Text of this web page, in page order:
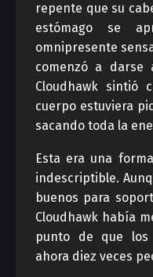
repente que su
estómago se
omnipresente
comenzó a darse
Cloudhawk sintió
cuerpo estuviera
sacando toda la
Esta era una
indescriptible.
buenos para
Cloudhawk había
punto de que
ahora diez veces